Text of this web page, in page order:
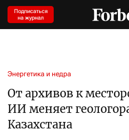
Подписаться
на журнал
Энергетика и недра
От архивов к
ИИ меняет
Казахстана